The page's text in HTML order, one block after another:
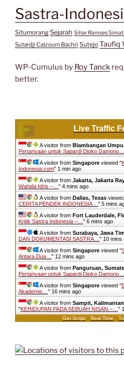
Sastra-
Situmorang Sejarah Sihar Ramses
Sutardji Calzoum Bachri Sutejo Taufiq
WP-Cumulus by Roy Tanck
better.
Live Traffic
A visitor from Blambangan
Pertanyaan untuk Sapardi Djoko Damono…
A visitor from Singapore viewed "
Indonesia.com" 1 min ago
A visitor from Jakarta, Jakarta
Wahida Idris –… " 4 mins ago
A visitor from Dallas, Texas
CERITA PENDEK INDONESIA… " 5 mins
A visitor from Fort Lauderdale,
Kritik Sastra Indonesia –… " 6 mins ago
A visitor from Surabaya, Jawa
DAN DOKUMENTASI SASTRA… " 10 mins
A visitor from Singapore viewed "
Antara Dua… " 12 mins ago
A visitor from Panguruan,
Pertanyaan untuk Sapardi Djoko Damono…
A visitor from Singapore viewed "
Akademis… " 16 mins ago
A visitor from Sampit,
"KEHIDUPAN PADA SEBUAH NISAN –… "
Get Script Real Time